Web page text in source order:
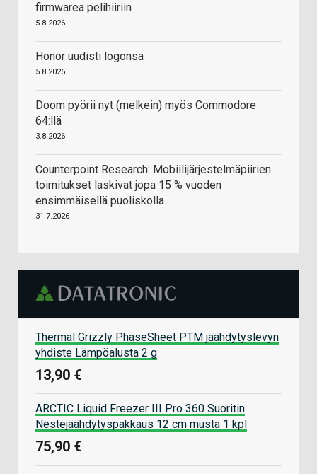
firmwarea pelihiiriin
5.8.2026
Honor uudisti logonsa
5.8.2026
Doom pyörii nyt (melkein) myös Commodore
64:llä
3.8.2026
Counterpoint Research: Mobiilijärjestelmäpiirien
toimitukset laskivat jopa 15 % vuoden
ensimmäisellä puoliskolla
31.7.2026
Thermal Grizzly PhaseSheet PTM jäähdytyslevyn
yhdiste Lämpöalusta 2 g
13,90 €
ARCTIC Liquid Freezer III Pro 360 Suoritin
Nestejäähdytyspakkaus 12 cm musta 1 kpl
75,90 €